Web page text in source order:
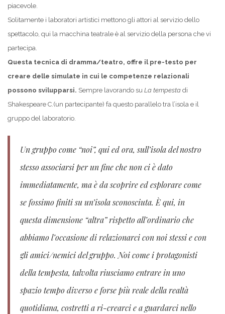
piacevole.
Solitamente i laboratori artistici mettono gli attori al servizio dello
spettacolo, qui la macchina teatrale è al servizio della persona che vi
partecipa.
Questa tecnica di dramma/teatro, offre il pre-testo per
creare delle simulate in cui le competenze relazionali
possono svilupparsi. Sempre lavorando su La tempesta di
Shakespeare C.(un partecipante) fa questo parallelo tra l’isola e il
gruppo del laboratorio.
Un gruppo come “noi”, qui ed ora, sull’isola del nostro
stesso associarsi per un fine che non ci è dato
immediatamente, ma è da scoprire ed esplorare come
se fossimo finiti su un’isola sconosciuta. È qui, in
questa dimensione “altra” rispetto all’ordinario che
abbiamo l’occasione di relazionarci con noi stessi e con
gli amici/nemici del gruppo. Noi come i protagonisti
della tempesta, talvolta riusciamo entrare in uno
spazio tempo diverso e forse più reale della realtà
quotidiana, costretti a ri-crearci e a guardarci nello